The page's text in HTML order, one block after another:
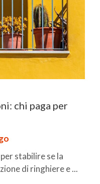
chi paga per
stabilire se la
di ringhiere e ...